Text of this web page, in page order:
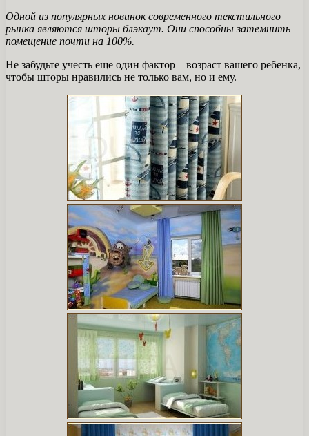
Одной из популярных новинок современного текстильного
рынка являются шторы блэкаут. Они способны затемнить
помещение почти на 100%.
Не забудьте учесть еще один фактор – возраст вашего ребенка,
чтобы шторы нравились не только вам, но и ему.